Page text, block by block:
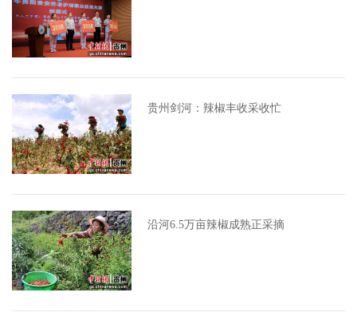
贵州剑河：辣椒丰收采收忙
沿河6.5万亩辣椒成熟正采摘